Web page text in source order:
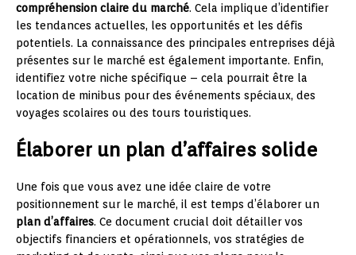
compréhension claire du marché. Cela implique d’identifier
les tendances actuelles, les opportunités et les défis
potentiels. La connaissance des principales entreprises déjà
présentes sur le marché est également importante. Enfin,
identifiez votre niche spécifique – cela pourrait être la
location de minibus pour des événements spéciaux, des
voyages scolaires ou des tours touristiques.
Élaborer un plan d’affaires solide
Une fois que vous avez une idée claire de votre
positionnement sur le marché, il est temps d’élaborer un
plan d’affaires. Ce document crucial doit détailler vos
objectifs financiers et opérationnels, vos stratégies de